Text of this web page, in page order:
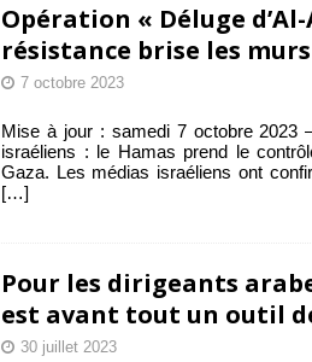
Opération « Déluge d’Al-
résistance brise les
7 octobre 2023
Mise à jour : samedi 7 octobre 2023
israéliens : le Hamas prend le
Gaza. Les médias israéliens ont
[…]
Pour les dirigeants
est avant tout un outil
30 juillet 2023